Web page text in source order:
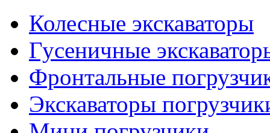
Колесные экскаваторы
Гусеничные
Фронтальные
Экскаваторы